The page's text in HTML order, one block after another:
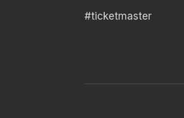
#ticketmaster